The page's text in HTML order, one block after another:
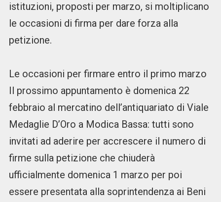
istituzioni, proposti per marzo, si moltiplicano
le occasioni di firma per dare forza alla
petizione.
Le occasioni per firmare entro il primo marzo
Il prossimo appuntamento è domenica 22
febbraio al mercatino dell’antiquariato di Viale
Medaglie D’Oro a Modica Bassa: tutti sono
invitati ad aderire per accrescere il numero di
firme sulla petizione che chiuderà
ufficialmente domenica 1 marzo per poi
essere presentata alla soprintendenza ai Beni